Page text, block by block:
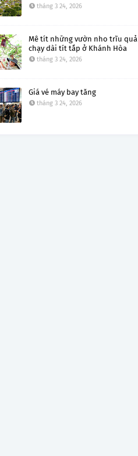
tháng 3 24, 2026
Mê tít những vườn nho trĩu quả
chạy dài tít tắp ở Khánh Hòa
tháng 3 24, 2026
Giá vé máy bay tăng
tháng 3 24, 2026